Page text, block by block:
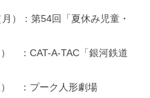
）：第54回「夏休み児童・
：CAT-A-TAC「銀河鉄道
） ：プーク人形劇場